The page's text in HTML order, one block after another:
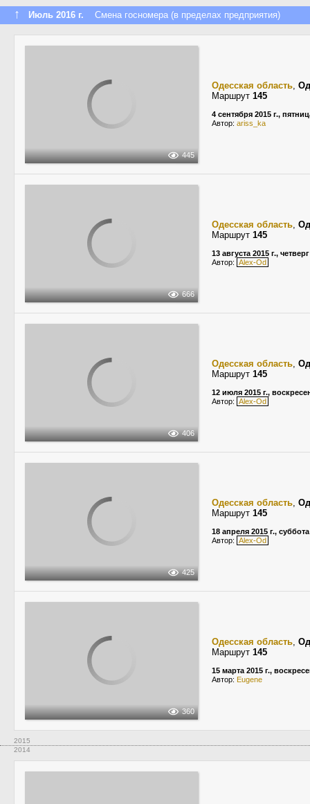
↑ Июль 2016 г. Смена госномера (в пределах предприятия)
445
Одесская область,
Маршрут 145
4 сентября 2015 г.,
Автор: ariss_ka
666
Одесская область,
Маршрут 145
13 августа 2015 г., четверг
Автор: Alex-Od
406
Одесская область,
Маршрут 145
12 июля 2015 г.,
Автор: Alex-Od
425
Одесская область,
Маршрут 145
18 апреля 2015 г., суббота
Автор: Alex-Od
360
Одесская область,
Маршрут 145
15 марта 2015 г.,
Автор: Eugene
2015
2014